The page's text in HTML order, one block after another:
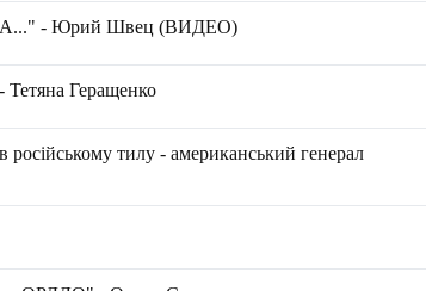
- Юрий Швец (ВИДЕО)
Геращенко
російському тилу - американський генерал